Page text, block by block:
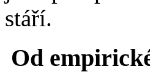
stáří.
Od